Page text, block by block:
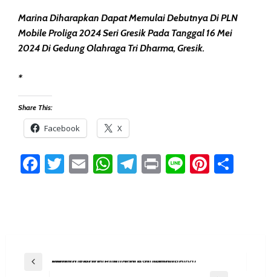
Marina Diharapkan Dapat Memulai Debutnya Di PLN
Mobile Proliga 2024 Seri Gresik Pada Tanggal 16 Mei
2024 Di Gedung Olahraga Tri Dharma, Gresik.
*
Share This:
Facebook X
Facebook
Twitter
EmailWhatsApp
Telegram
PrintLine
Post
Previous Post
Tumbangkan Bandung BJB Tandamata, Jakarta Electric PLN Jaga Asa Tembus Final Four